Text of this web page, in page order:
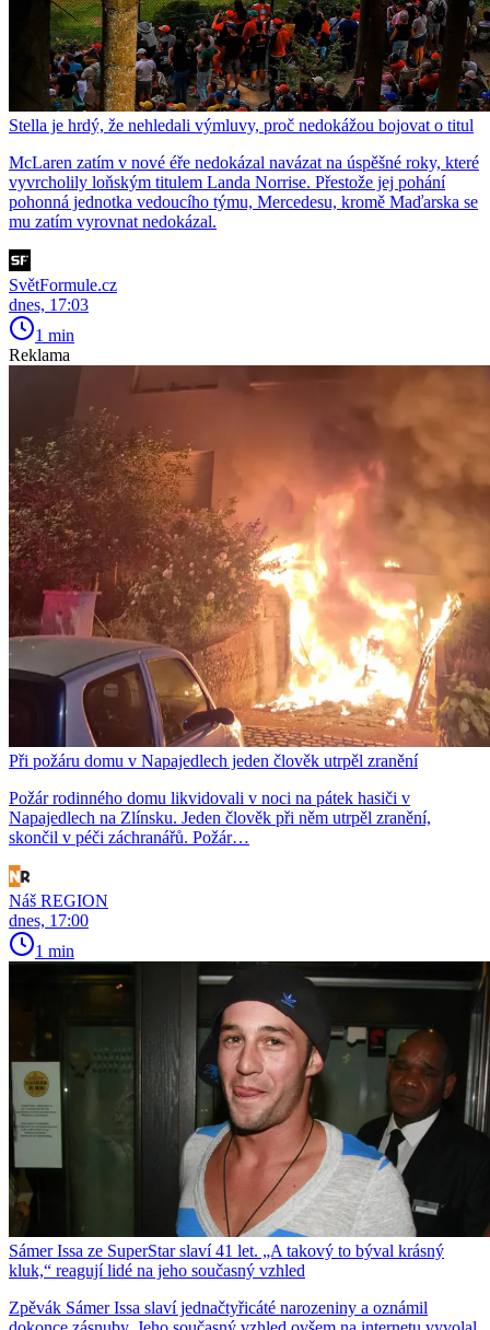
Stella je hrdý, že nehledali výmluvy, proč nedokážou bojovat o titul
McLaren zatím v nové éře nedokázal navázat na úspěšné roky, které
vyvrcholily loňským titulem Landa Norrise. Přestože jej pohání
pohonná jednotka vedoucího týmu, Mercedesu, kromě Maďarska se
mu zatím vyrovnat nedokázal.
SvětFormule.cz
dnes, 17:03
1 min
Reklama
Při požáru domu v Napajedlech jeden člověk utrpěl zranění
Požár rodinného domu likvidovali v noci na pátek hasiči v
Napajedlech na Zlínsku. Jeden člověk při něm utrpěl zranění,
skončil v péči záchranářů. Požár…
Náš REGION
dnes, 17:00
1 min
Sámer Issa ze SuperStar slaví 41 let. „A takový to býval krásný
kluk,“ reagují lidé na jeho současný vzhled
Zpěvák Sámer Issa slaví jednačtyřicáté narozeniny a oznámil